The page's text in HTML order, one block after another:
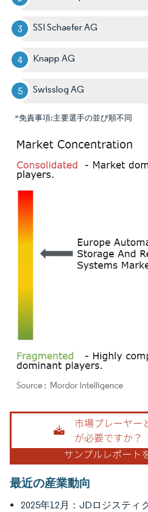
SSI Schaefer AG
Knapp AG
Swisslog AG
*免責事項:主要選手の並び順不同
画像 © Mordor Intelligence。再利用には
最近の産業動向
2025年12月：JDロジスティ